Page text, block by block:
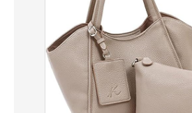
進化するPCとデバイスの未来
好きが集まる 比べて選べる
ビジネスと働き方のヒント
AI活用のいまが分かる